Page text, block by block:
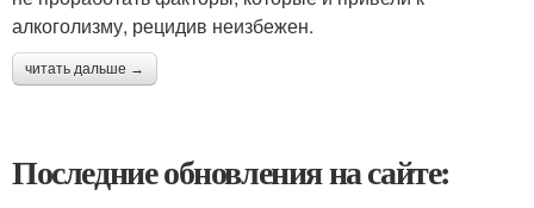
алкоголизму, рецидив неизбежен.
читать дальше →
Последние обновления на сайте: